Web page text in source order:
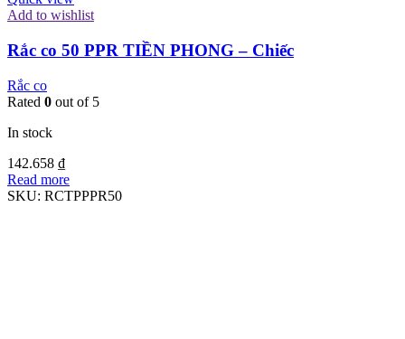
Add to wishlist
Rắc co 50 PPR TIỀN PHONG – Chiếc
Rắc co
Rated 0 out of 5
In stock
142.658 ₫
Read more
SKU: RCTPPPR50